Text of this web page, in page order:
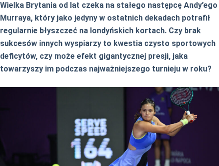
Wielka Brytania od lat czeka na stałego następcę Andy’ego
Murraya, który jako jedyny w ostatnich dekadach potrafił
regularnie błyszczeć na londyńskich kortach. Czy brak
sukcesów innych wyspiarzy to kwestia czysto sportowych
deficytów, czy może efekt gigantycznej presji, jaka
towarzyszy im podczas najważniejszego turnieju w roku?